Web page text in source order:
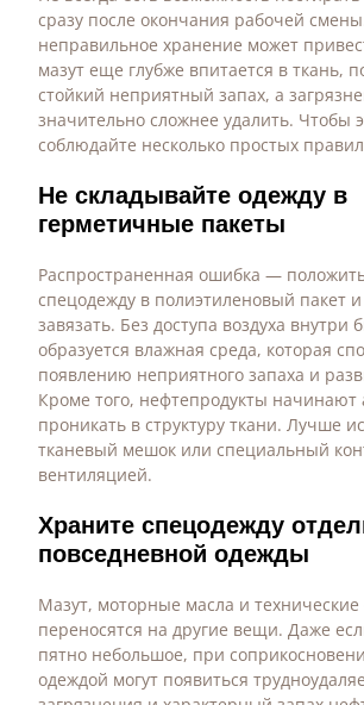
сразу после окончания рабочей
неправильное хранение может
мазут еще глубже впитается в ткань,
стойкий неприятный запах, а
значительно сложнее удалить. Чтобы
соблюдайте несколько простых
Не складывайте одежду в
герметичные пакеты
Распространенная ошибка —
спецодежду в полиэтиленовый пакет
завязать. Без доступа воздуха внутри
образуется влажная среда, которая
появлению неприятного запаха и
Кроме того, нефтепродукты начинают
проникать в структуру ткани. Лучше
тканевый мешок или специальный
вентиляцией.
Храните спецодежду
повседневной одежды
Мазут, моторные масла и технические
переносятся на другие вещи. Даже
пятно небольшое, при
одеждой могут появиться